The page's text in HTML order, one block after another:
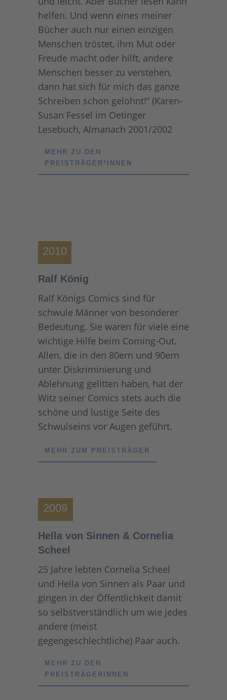
helfen. Und wenn eines meiner
Bücher auch nur einen einzigen
Menschen tröstet, ihm Mut oder
Freude macht oder hilft, andere
Menschen besser zu verstehen,
dann hat sich für mich das ganze
Schreiben schon gelohnt!“ (Karen-
Susan Fessel im Oetinger
Lesebuch, Almanach 2001/2002
MEHR ZU DEN
PREISTRÄGER*INNEN
2010
Ralf König
Ralf Königs Comics sind für
schwule Männer von besonderer
Bedeutung. Sie waren für viele eine
wichtige Hilfe beim Coming-Out.
Allen, die in den 80ern und 90ern
unter Diskriminierung und
Ablehnung gelitten haben, hat der
Witz seiner Comics stets auch die
schöne und lustige Seite des
Schwulseins vor Augen geführt.
MEHR ZUM PREISTRÄGER
2009
Hella von Sinnen & Cornelia
Scheel
25 Jahre lebten Cornelia Scheel
und Hella von Sinnen als Paar und
gingen in der Öffentlichkeit damit
so selbstverständlich um wie jedes
andere (meist
gegengeschlechtliche) Paar auch.
MEHR ZU DEN
PREISTRÄGERINNEN